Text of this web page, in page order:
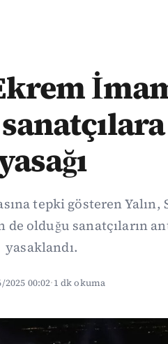
tepki gösteren Yalın,
de olduğu sanatçıların
yasaklandı.
2025 00:02·1 dk okuma